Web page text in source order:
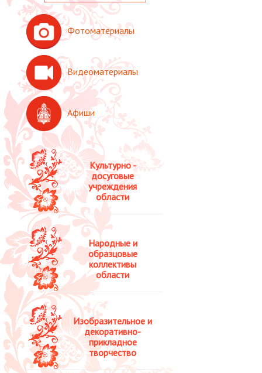
Культурно -
досуговые
учреждения
области
Народные и
образцовые
коллективы
области
Изобразительное и
декоративно-
прикладное
творчество
Фотоматериалы
Видеоматериалы
Афиши